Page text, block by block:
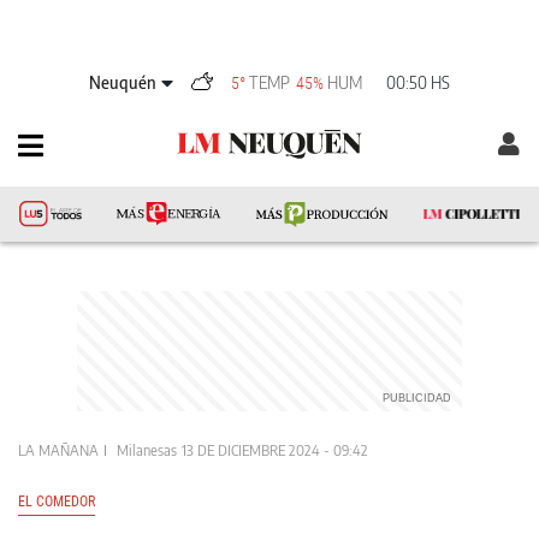
Neuquén 5° TEMP 45% HUM 00:50 HS
LA MAÑANA Milanesas 13 DE DICIEMBRE 2024 - 09:42
EL COMEDOR